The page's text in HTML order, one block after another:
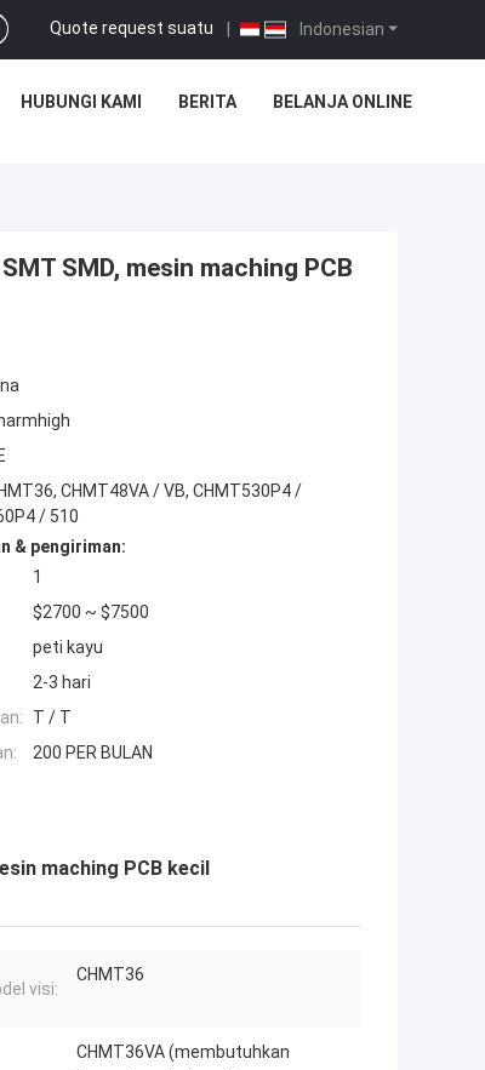
Indonesian
Quote request suatu |
HUBUNGI KAMI BERITA BELANJA ONLINE
SMD, mesin maching PCB
CHMT48VA / VB, CHMT530P4 /
/ 510
& pengiriman:
1
$2700 ~ $7500
peti kayu
2-3 hari
T / T
200 PER BULAN
maching PCB kecil
visi:
CHMT36
CHMT36VA (membutuhkan